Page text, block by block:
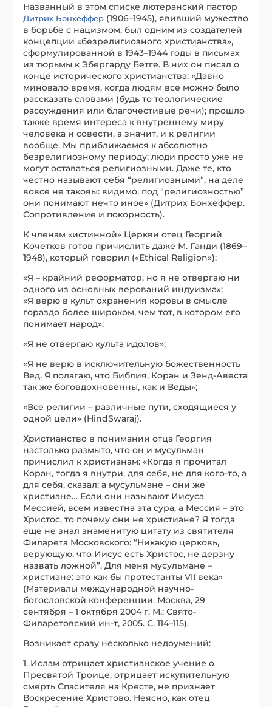
Названный в этом списке лютеранский пастор
Дитрих Бонхёффер (1906–1945), явивший мужество
в борьбе с нацизмом, был одним из создателей
концепции «безрелигиозного христианства»,
сформулированной в 1943–1944 годы в письмах
из тюрьмы к Эбергарду Бетге. В них он писал о
конце исторического христианства: «Давно
миновало время, когда людям все можно было
рассказать словами (будь то теологические
рассуждения или благочестивые речи); прошло
также время интереса к внутреннему миру
человека и совести, а значит, и к религии
вообще. Мы приближаемся к абсолютно
безрелигиозному периоду: люди просто уже не
могут оставаться религиозными. Даже те, кто
честно называют себя “религиозными”, на деле
вовсе не таковы: видимо, под “религиозностью”
они понимают нечто иное» (Дитрих Бонхёффер.
Сопротивление и покорность).
К членам «истинной» Церкви отец Георгий
Кочетков готов причислить даже М. Ганди (1869–
1948), который говорил («Ethical Religion»):
«Я – крайний реформатор, но я не отвергаю ни
одного из основных верований индуизма»;
«Я верю в культ охранения коровы в смысле
гораздо более широком, чем тот, в котором его
понимает народ»;
«Я не отвергаю культа идолов»;
«Я не верю в исключительную божественность
Вед. Я полагаю, что Библия, Коран и Зенд-Авеста
так же боговдохновенны, как и Веды»;
«Все религии – различные пути, сходящиеся у
одной цели» (HindSwaraj).
Христианство в понимании отца Георгия
настолько размыто, что он и мусульман
причислил к христианам: «Когда я прочитал
Коран, тогда я внутри, для себя, не для кого-то, а
для себя, сказал: а мусульмане – они же
христиане… Если они называют Иисуса
Мессией, всем известна эта сура, а Мессия – это
Христос, то почему они не христиане? Я тогда
еще не знал знаменитую цитату из святителя
Филарета Московского: “Никакую церковь,
верующую, что Иисус есть Христос, не дерзну
назвать ложной”. Для меня мусульмане –
христиане: это как бы протестанты VII века»
(Материалы международной научно-
богословской конференции. Москва, 29
сентября – 1 октября 2004 г. М.: Свято-
Филаретовский ин-т, 2005. С. 114–115).
Возникает сразу несколько недоумений:
1. Ислам отрицает христианское учение о
Пресвятой Троице, отрицает искупительную
смерть Спасителя на Кресте, не признает
Воскресение Христово. Неясно, как отец